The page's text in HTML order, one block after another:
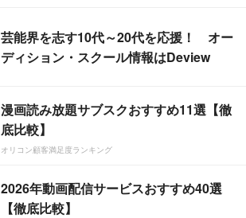
芸能界を志す10代～20代を応援！ オー
ディション・スクール情報はDeview
漫画読み放題サブスクおすすめ11選【徹
底比較】
オリコン顧客満足度ランキング
2026年動画配信サービスおすすめ40選
【徹底比較】